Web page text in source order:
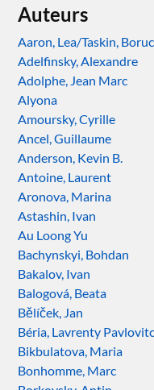
Auteurs
Aaron, Lea/Taskin,
Adelfinsky, Alexandre
Adolphe, Jean Marc
Alyona
Amoursky, Cyrille
Ancel, Guillaume
Anderson, Kevin B.
Antoine, Laurent
Aronova, Marina
Astashin, Ivan
Au Loong Yu
Bachynskyi, Bohdan
Bakalov, Ivan
Balogová, Beata
Bělíček, Jan
Béria, Lavrenty
Bikbulatova, Maria
Bonhomme, Marc